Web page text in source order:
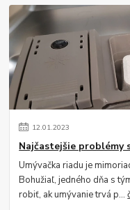
12.01.2023
Najčastejšie problémy
Umývačka riadu je
Bohužiaľ, jedného dňa s
robiť, ak umývanie trvá p...